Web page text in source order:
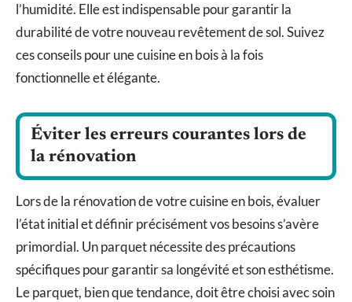
l’humidité. Elle est indispensable pour garantir la
durabilité de votre nouveau revêtement de sol. Suivez
ces conseils pour une cuisine en bois à la fois
fonctionnelle et élégante.
Éviter les erreurs courantes lors de
la rénovation
Lors de la rénovation de votre cuisine en bois, évaluer
l’état initial et définir précisément vos besoins s’avère
primordial. Un parquet nécessite des précautions
spécifiques pour garantir sa longévité et son esthétisme.
Le parquet, bien que tendance, doit être choisi avec soin